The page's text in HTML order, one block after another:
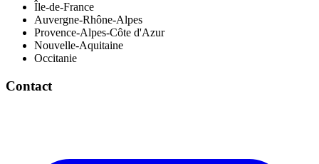
Île-de-France
Auvergne-Rhône-Alpes
Provence-Alpes-Côte d'Azur
Nouvelle-Aquitaine
Occitanie
Contact